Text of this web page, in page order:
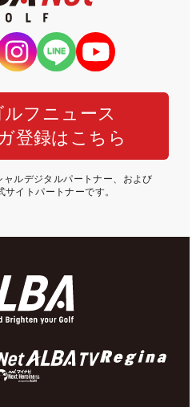
ルフニュース
登録はこちら
ルデジタルパートナー、および
サイトパートナーです。